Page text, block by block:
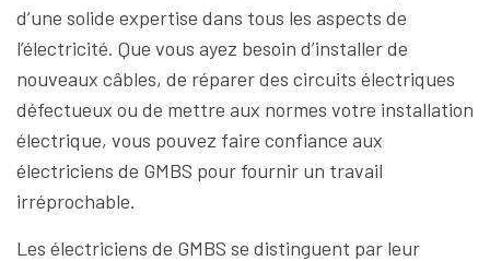
d’une solide expertise dans tous les aspects de
l’électricité. Que vous ayez besoin d’installer de
nouveaux câbles, de réparer des circuits électriques
défectueux ou de mettre aux normes votre installation
électrique, vous pouvez faire confiance aux
électriciens de GMBS pour fournir un travail
irréprochable.
Les électriciens de GMBS se distinguent par leur